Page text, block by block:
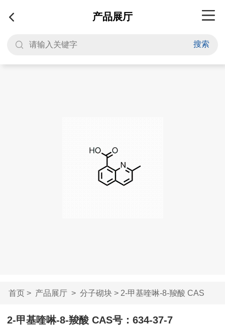
产品展厅
搜索
首页> 产品展厅> 分子砌块> 2-甲基喹啉-8-羧酸 CAS
号：6...
2-甲基喹啉-8-羧酸 CAS号：634-37-7